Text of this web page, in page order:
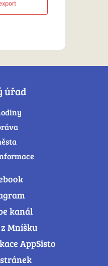
úřad
kanál
Mníšku
AppSisto